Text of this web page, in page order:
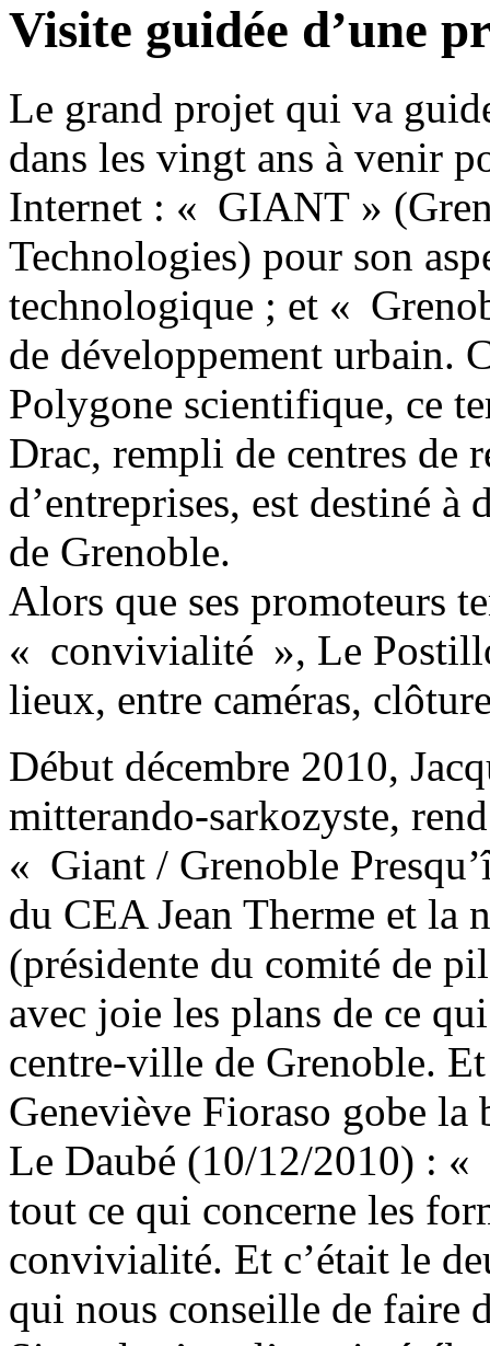
Visite guidée d’une
Le grand projet qui va
dans les vingt ans à venir
Internet : « GIANT »
Technologies) pour son
technologique ; et «
de développement urbain.
Polygone scientifique, ce
Drac, rempli de centres de
d’entreprises, est destiné
de Grenoble.
Alors que ses promoteurs
« convivialité », Le
lieux, entre caméras,
Début décembre 2010,
mitterando-sarkozyste,
« Giant / Grenoble
du CEA Jean Therme et la
(présidente du comité de
avec joie les plans de ce
centre-ville de Grenoble.
Geneviève Fioraso gobe la
Le Daubé (10/12/2010) : «
tout ce qui concerne les
convivialité. Et c’était le
qui nous conseille de faire